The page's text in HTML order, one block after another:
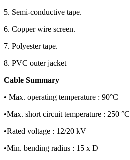
5. Semi-conductive tape.
6. Copper wire screen.
7. Polyester tape.
8. PVC outer jacket
Cable Summary
• Max. operating temperature : 90°C
•Max. short circuit temperature : 250 °C
•Rated voltage : 12/20 kV
•Min. bending radius : 15 x D